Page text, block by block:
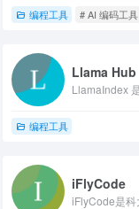
编程工具 # AI 编码工具
Llama Hub
编程工具
iFlyCode